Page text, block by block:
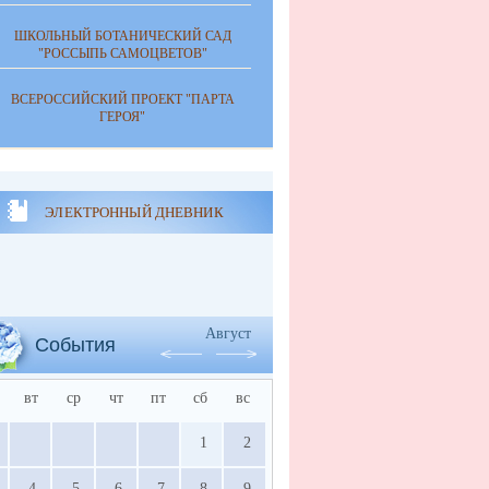
ШКОЛЬНЫЙ БОТАНИЧЕСКИЙ САД
"РОССЫПЬ САМОЦВЕТОВ"
ВСЕРОССИЙСКИЙ ПРОЕКТ "ПАРТА
ГЕРОЯ"
ЭЛЕКТРОННЫЙ ДНЕВНИК
События
Август
вт ср чт пт сб вс
1 2